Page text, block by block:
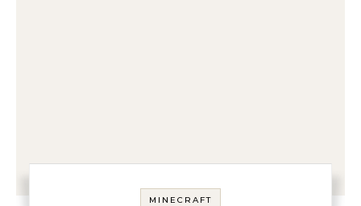
MINECRAFT